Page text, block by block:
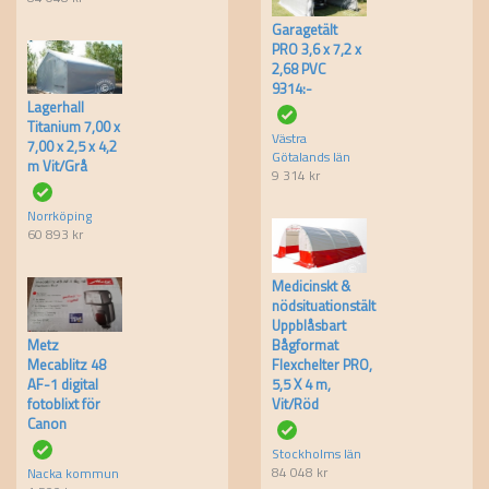
Lagerhall
Titanium 7,00 x
7,00 x 2,5 x 4,2
m Vit/Grå
Norrköping
60 893 kr
Metz
Mecablitz 48
AF-1 digital
fotoblixt för
Canon
Nacka kommun
Garagetält
PRO 3,6 x 7,2 x
2,68 PVC
9314:-
Västra
Götalands län
9 314 kr
Medicinskt &
nödsituationstält
Uppblåsbart
Bågformat
Flexchelter PRO,
5,5 X 4 m,
Vit/Röd
Stockholms län
84 048 kr